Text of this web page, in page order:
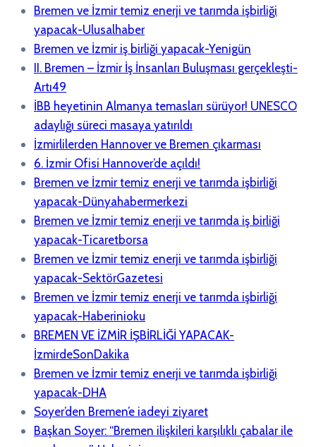
Bremen ve İzmir temiz enerji ve tarımda işbirliği
yapacak-Ulusalhaber
Bremen ve İzmir iş birliği yapacak-Yenigün
II. Bremen – İzmir İş İnsanları Buluşması gerçekleşti-
Artı49
İBB heyetinin Almanya temasları sürüyor! UNESCO
adaylığı süreci masaya yatırıldı
İzmirlilerden Hannover ve Bremen çıkarması
6. İzmir Ofisi Hannover’de açıldı!
Bremen ve İzmir temiz enerji ve tarımda işbirliği
yapacak-Dünyahabermerkezi
Bremen ve İzmir temiz enerji ve tarımda iş birliği
yapacak-Ticaretborsa
Bremen ve İzmir temiz enerji ve tarımda işbirliği
yapacak-SektörGazetesi
Bremen ve İzmir temiz enerji ve tarımda işbirliği
yapacak-Haberinioku
BREMEN VE İZMİR İŞBİRLİĞİ YAPACAK-
İzmirdeSonDakika
Bremen ve İzmir temiz enerji ve tarımda işbirliği
yapacak-DHA
Soyer’den Bremen’e iadeyi ziyaret
Başkan Soyer: “Bremen ilişkileri karşılıklı çabalar ile